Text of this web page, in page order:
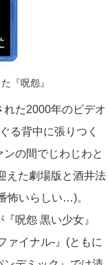
『呪怨』
た2000年のビデオ
る背中に張りつく
の間でじわじわと
えた劇場版と酒井法
怖いらしい…)。
呪怨 黒い少女』
ァイナル-』(ともに